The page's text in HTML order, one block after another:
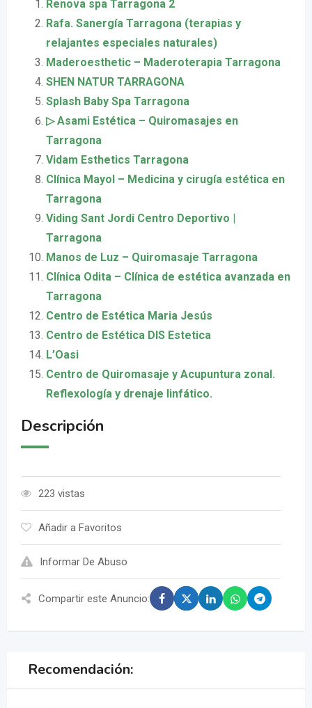
Renova spa Tarragona 2
Rafa. Sanergía Tarragona (terapias y
relajantes especiales naturales)
Maderoesthetic – Maderoterapia Tarragona
SHEN NATUR TARRAGONA
Splash Baby Spa Tarragona
▷ Asami Estética – Quiromasajes en
Tarragona
Vidam Esthetics Tarragona
Clínica Mayol – Medicina y cirugía estética en
Tarragona
Viding Sant Jordi Centro Deportivo |
Tarragona
Manos de Luz – Quiromasaje Tarragona
Clínica Odita – Clínica de estética avanzada en
Tarragona
Centro de Estética Maria Jesús
Centro de Estética DIS Estetica
L’Oasi
Centro de Quiromasaje y Acupuntura zonal.
Reflexología y drenaje linfático.
Descripción
223 vistas
Añadir a Favoritos
Informar De Abuso
Compartir este Anuncio:
Recomendación: